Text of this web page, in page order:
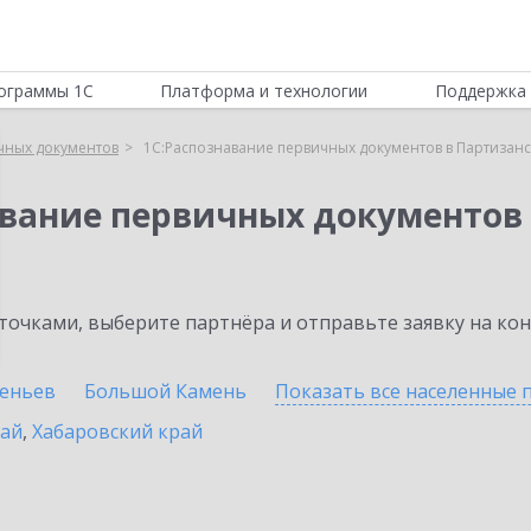
1С Платформа и технологии Поддержка
документов 1С:Распознавание первичных документов в
первичных документов
выберите партнёра и отправьте заявку на
Большой Камень Показать все населенные
, Хабаровский край